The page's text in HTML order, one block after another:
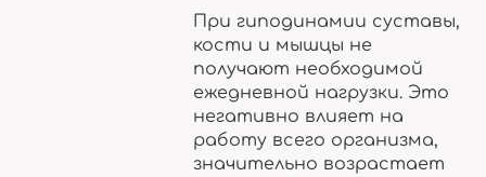
При гиподинамии суставы,
кости и мышцы не
получают необходимой
ежедневной нагрузки. Это
негативно влияет на
работу всего организма,
значительно возрастает